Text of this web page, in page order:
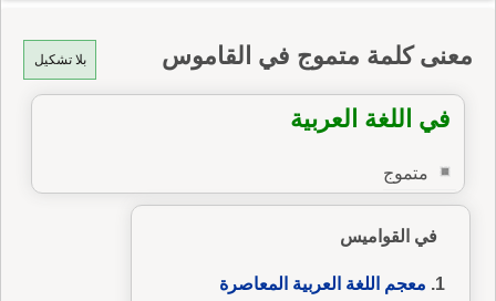
بلا تشكيل معنى كلمة متموج في القاموس
في اللغة العربية
متموج
في القواميس
معجم اللغة العربية المعاصرة